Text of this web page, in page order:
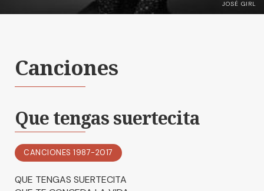
JOSÉ GIRL
Canciones
Que tengas suertecita
CANCIONES 1987-2017
QUE TENGAS SUERTECITA